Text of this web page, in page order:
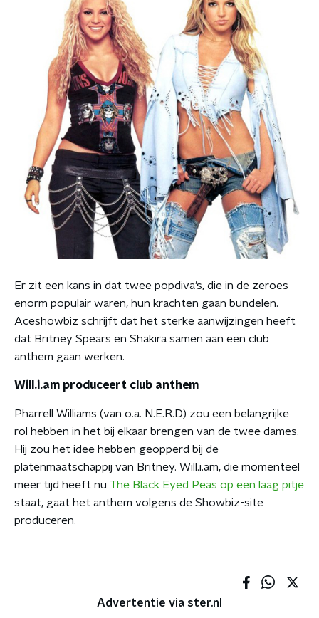
Er zit een kans in dat twee popdiva’s, die in de zeroes
enorm populair waren, hun krachten gaan bundelen.
Aceshowbiz schrijft dat het sterke aanwijzingen heeft
dat Britney Spears en Shakira samen aan een club
anthem gaan werken.
Will.i.am produceert club anthem
Pharrell Williams (van o.a. N.E.R.D) zou een belangrijke
rol hebben in het bij elkaar brengen van de twee dames.
Hij zou het idee hebben geopperd bij de
platenmaatschappij van Britney. Will.i.am, die momenteel
meer tijd heeft nu The Black Eyed Peas op een laag pitje
staat, gaat het anthem volgens de Showbiz-site
produceren.
Advertentie via ster.nl